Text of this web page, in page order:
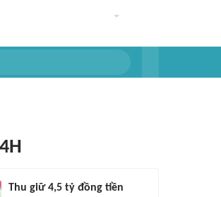
Thu giữ 4,5 tỷ đồng tiền